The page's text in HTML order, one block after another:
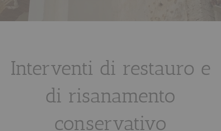
Interventi di restauro e
di risanamento
conservativo